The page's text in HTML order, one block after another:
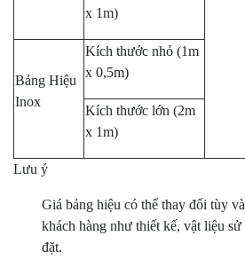
x 1m)
Bảng Hiệu
Inox
Kích thước nhỏ (1m
x 0,5m)
Kích thước lớn (2m
x 1m)
Lưu ý
Giá bảng hiệu có thể thay đổi tùy
khách hàng như thiết kế, vật liệu
đặt.